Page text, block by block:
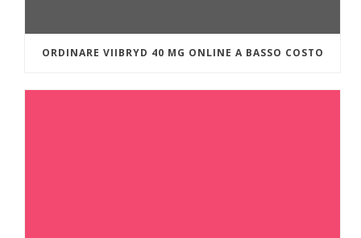
ORDINARE VIIBRYD 40 MG ONLINE A BASSO COSTO